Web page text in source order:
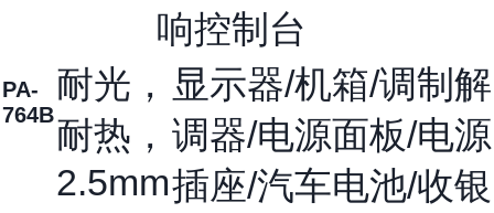
响控制台
PA-
764B
耐光，
耐热，
2.5mm
显示器/机箱/调制解
调器/电源面板/电源
插座/汽车电池/收银